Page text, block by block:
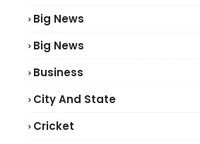
Big News
Big News
Business
City And State
Cricket